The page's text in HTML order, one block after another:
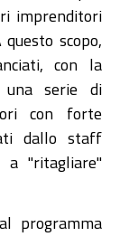
imprenditori
scopo,
con la
una serie di
con forte
dallo staff
a "ritagliare"
programma